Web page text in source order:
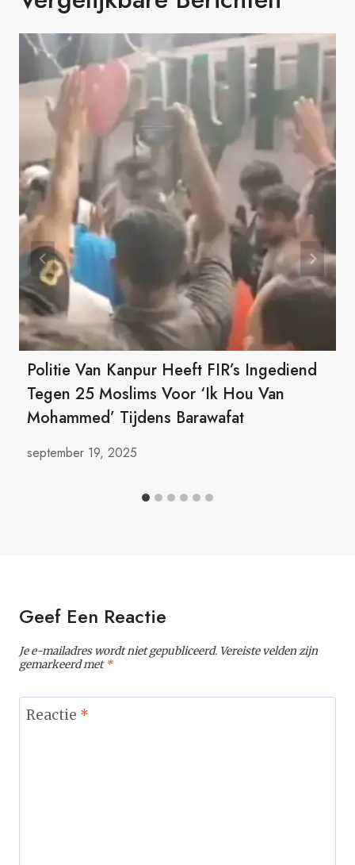
Politie Van Kanpur Heeft FIR’s Ingediend
Tegen 25 Moslims Voor ‘Ik Hou Van
Mohammed’ Tijdens Barawafat
september 19, 2025
Geef Een Reactie
Je e-mailadres wordt niet gepubliceerd. Vereiste velden zijn
gemarkeerd met*
Reactie *